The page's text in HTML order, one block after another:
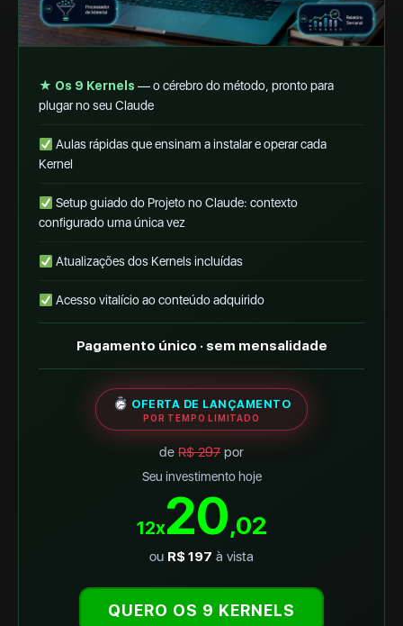
★ Os 9 Kernels — o cérebro do método, pronto para
plugar no seu Claude
Aulas rápidas que ensinam a instalar e operar cada
Kernel
Setup guiado do Projeto no Claude: contexto
configurado uma única vez
Atualizações dos Kernels incluídas
Acesso vitalício ao conteúdo adquirido
Pagamento único · sem mensalidade
OFERTA DE LANÇAMENTO
POR TEMPO LIMITADO
de R$ 297 por
Seu investimento hoje
12x20,02
ou R$ 197 à vista
QUERO OS 9 KERNELS